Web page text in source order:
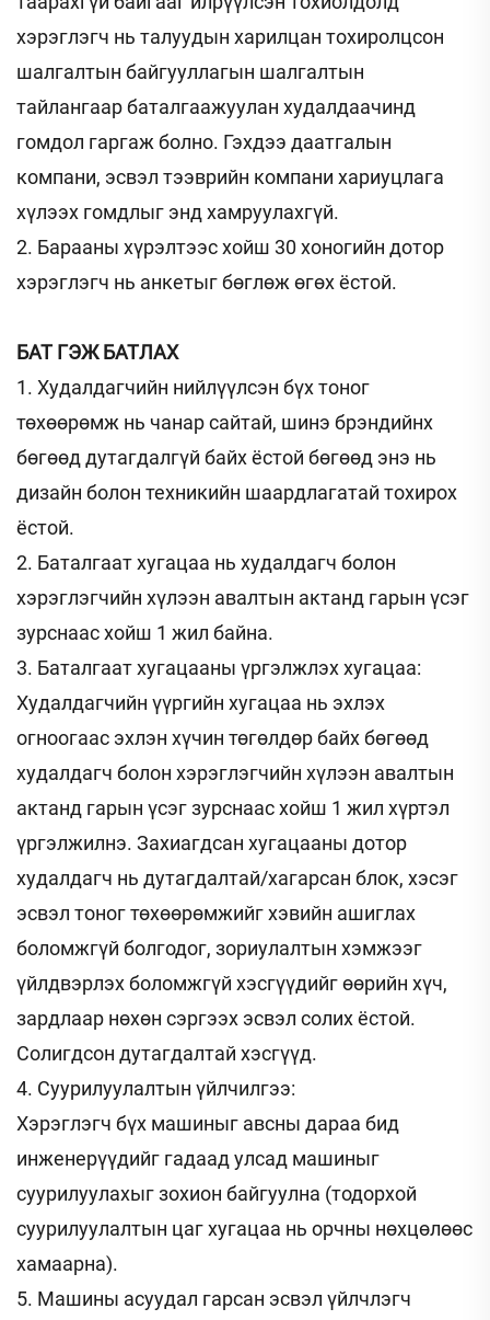
хэрэглэгч нь талуудын харилцан тохиролцсон
шалгалтын байгууллагын шалгалтын
тайлангаар баталгаажуулан худалдаачинд
гомдол гаргаж болно. Гэхдээ даатгалын
компани, эсвэл тээврийн компани хариуцлага
хүлээх гомдлыг энд хамруулахгүй.
2. Барааны хүрэлтээс хойш 30 хоногийн дотор
хэрэглэгч нь анкетыг бөглөж өгөх ёстой.
БАТ ГЭЖ БАТЛАХ
1. Худалдагчийн нийлүүлсэн бүх тоног
төхөөрөмж нь чанар сайтай, шинэ брэндийнх
бөгөөд дутагдалгүй байх ёстой бөгөөд энэ нь
дизайн болон техникийн шаардлагатай тохирох
ёстой.
2. Баталгаат хугацаа нь худалдагч болон
хэрэглэгчийн хүлээн авалтын актанд гарын үсэг
зурснаас хойш 1 жил байна.
3. Баталгаат хугацааны үргэлжлэх хугацаа:
Худалдагчийн үүргийн хугацаа нь эхлэх
огноогаас эхлэн хүчин төгөлдөр байх бөгөөд
худалдагч болон хэрэглэгчийн хүлээн авалтын
актанд гарын үсэг зурснаас хойш 1 жил хүртэл
үргэлжилнэ. Захиагдсан хугацааны дотор
худалдагч нь дутагдалтай/хагарсан блок, хэсэг
эсвэл тоног төхөөрөмжийг хэвийн ашиглах
боломжгүй болгодог, зориулалтын хэмжээг
үйлдвэрлэх боломжгүй хэсгүүдийг өөрийн хүч,
зардлаар нөхөн сэргээх эсвэл солих ёстой.
Солигдсон дутагдалтай хэсгүүд.
4. Суурилуулалтын үйлчилгээ:
Хэрэглэгч бүх машиныг авсны дараа бид
инженерүүдийг гадаад улсад машиныг
суурилуулахыг зохион байгуулна (тодорхой
суурилуулалтын цаг хугацаа нь орчны нөхцөлөөс
хамаарна).
5. Машины асуудал гарсан эсвэл үйлчлэгч